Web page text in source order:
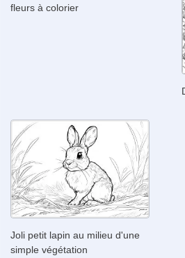
fleurs à colorier
Joli petit lapin au milieu d'une
simple végétation